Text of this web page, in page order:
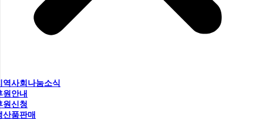
역사회나눔소식
원안내
원신청
산품판매